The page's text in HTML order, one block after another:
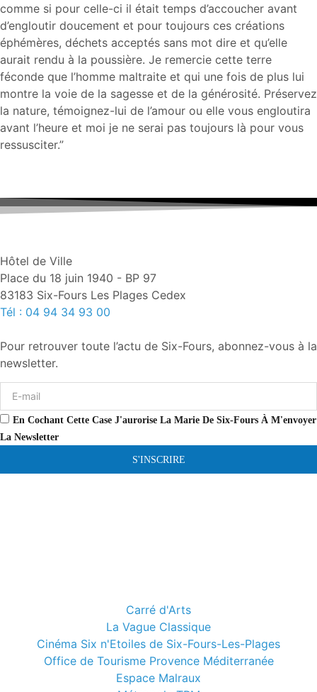
comme si pour celle-ci il était temps d’accoucher avant
d’engloutir doucement et pour toujours ces créations
éphémères, déchets acceptés sans mot dire et qu’elle
aurait rendu à la poussière. Je remercie cette terre
féconde que l’homme maltraite et qui une fois de plus lui
montre la voie de la sagesse et de la générosité. Préservez
la nature, témoignez-lui de l’amour ou elle vous engloutira
avant l’heure et moi je ne serai pas toujours là pour vous
ressusciter.”
Hôtel de Ville
Place du 18 juin 1940 - BP 97
83183 Six-Fours Les Plages Cedex
Tél : 04 94 34 93 00
Pour retrouver toute l’actu de Six-Fours, abonnez-vous à la
newsletter.
En Cochant Cette Case J'aurorise La Marie De Six-Fours À M'envoyer
La Newsletter
S'INSCRIRE
Carré d'Arts
La Vague Classique
Cinéma Six n'Etoiles de Six-Fours-Les-Plages
Office de Tourisme Provence Méditerranée
Espace Malraux